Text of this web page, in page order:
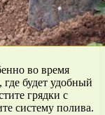
во время
будет удобный
грядки с
систему полива.